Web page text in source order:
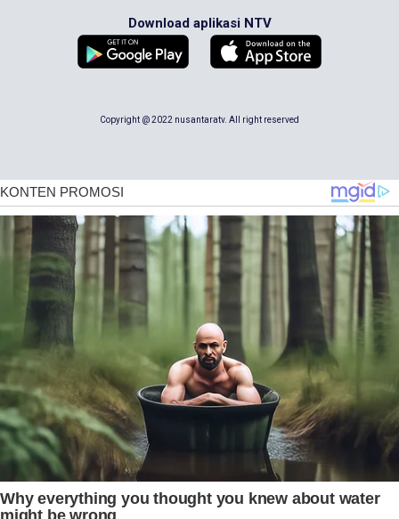
Download aplikasi NTV
Copyright @ 2022 nusantaratv. All right reserved